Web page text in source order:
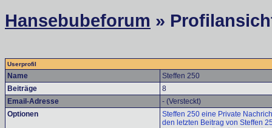
Hansebubeforum »
Userprofil
Name
Steffen 250
Beiträge
8
Email-Adresse
- (Versteckt)
Optionen
Steffen 250 eine Private
den letzten Beitrag von Steffen